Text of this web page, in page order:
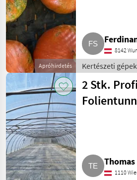
Apróhirdetés
8142
Kertészeti
gépei / Egyéb
gépek
2 Stk.
1110